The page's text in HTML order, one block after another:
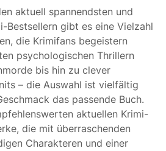
aktuell spannendsten und
Bestsellern gibt es eine Vielzahl
die Krimifans begeistern
psychologischen Thrillern
bis hin zu clever
– die Auswahl ist vielfältig
das passende Buch.
aktuellen Krimi-
die mit überraschenden
Charakteren und einer